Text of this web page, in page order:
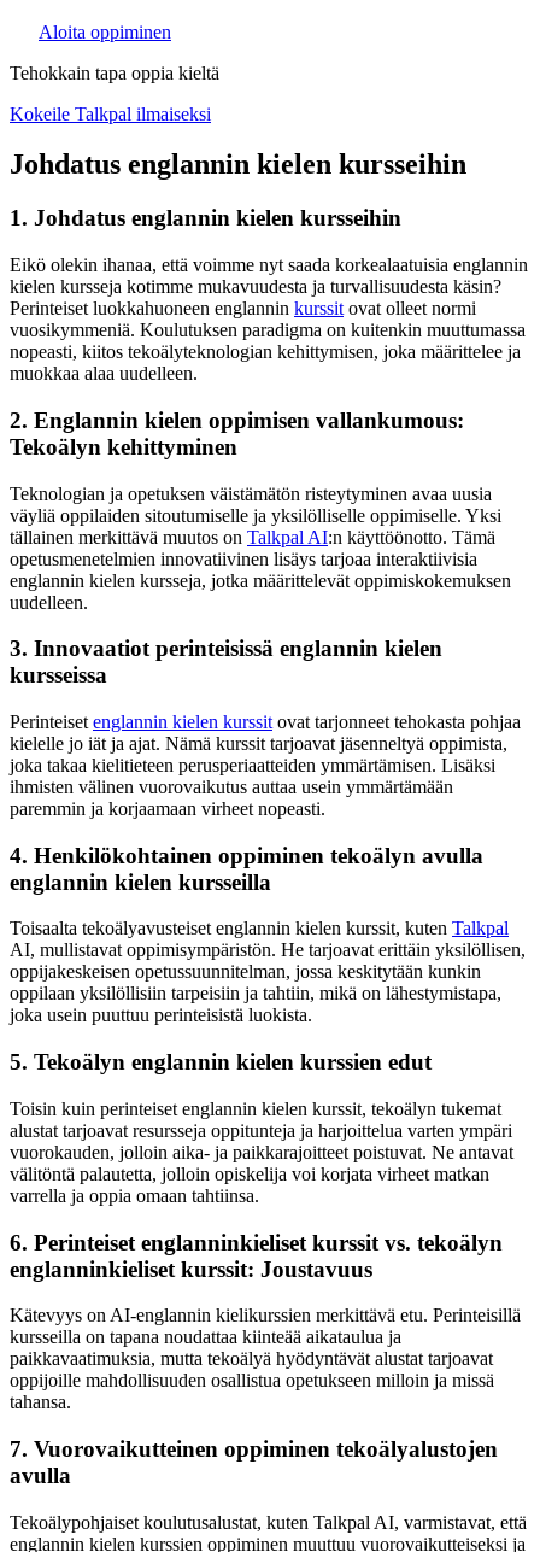
Aloita oppiminen
Tehokkain tapa oppia kieltä
Kokeile Talkpal ilmaiseksi
Johdatus englannin kielen kursseihin
1. Johdatus englannin kielen kursseihin
Eikö olekin ihanaa, että voimme nyt saada korkealaatuisia englannin
kielen kursseja kotimme mukavuudesta ja turvallisuudesta käsin?
Perinteiset luokkahuoneen englannin kurssit ovat olleet normi
vuosikymmeniä. Koulutuksen paradigma on kuitenkin muuttumassa
nopeasti, kiitos tekoälyteknologian kehittymisen, joka määrittelee ja
muokkaa alaa uudelleen.
2. Englannin kielen oppimisen vallankumous:
Tekoälyn kehittyminen
Teknologian ja opetuksen väistämätön risteytyminen avaa uusia
väyliä oppilaiden sitoutumiselle ja yksilölliselle oppimiselle. Yksi
tällainen merkittävä muutos on Talkpal AI:n käyttöönotto. Tämä
opetusmenetelmien innovatiivinen lisäys tarjoaa interaktiivisia
englannin kielen kursseja, jotka määrittelevät oppimiskokemuksen
uudelleen.
3. Innovaatiot perinteisissä englannin kielen
kursseissa
Perinteiset englannin kielen kurssit ovat tarjonneet tehokasta pohjaa
kielelle jo iät ja ajat. Nämä kurssit tarjoavat jäsenneltyä oppimista,
joka takaa kielitieteen perusperiaatteiden ymmärtämisen. Lisäksi
ihmisten välinen vuorovaikutus auttaa usein ymmärtämään
paremmin ja korjaamaan virheet nopeasti.
4. Henkilökohtainen oppiminen tekoälyn avulla
englannin kielen kursseilla
Toisaalta tekoälyavusteiset englannin kielen kurssit, kuten Talkpal
AI, mullistavat oppimisympäristön. He tarjoavat erittäin yksilöllisen,
oppijakeskeisen opetussuunnitelman, jossa keskitytään kunkin
oppilaan yksilöllisiin tarpeisiin ja tahtiin, mikä on lähestymistapa,
joka usein puuttuu perinteisistä luokista.
5. Tekoälyn englannin kielen kurssien edut
Toisin kuin perinteiset englannin kielen kurssit, tekoälyn tukemat
alustat tarjoavat resursseja oppitunteja ja harjoittelua varten ympäri
vuorokauden, jolloin aika- ja paikkarajoitteet poistuvat. Ne antavat
välitöntä palautetta, jolloin opiskelija voi korjata virheet matkan
varrella ja oppia omaan tahtiinsa.
6. Perinteiset englanninkieliset kurssit vs. tekoälyn
englanninkieliset kurssit: Joustavuus
Kätevyys on AI-englannin kielikurssien merkittävä etu. Perinteisillä
kursseilla on tapana noudattaa kiinteää aikataulua ja
paikkavaatimuksia, mutta tekoälyä hyödyntävät alustat tarjoavat
oppijoille mahdollisuuden osallistua opetukseen milloin ja missä
tahansa.
7. Vuorovaikutteinen oppiminen tekoälyalustojen
avulla
Tekoälypohjaiset koulutusalustat, kuten Talkpal AI, varmistavat, että
englannin kielen kurssien oppiminen muuttuu vuorovaikutteiseksi ja